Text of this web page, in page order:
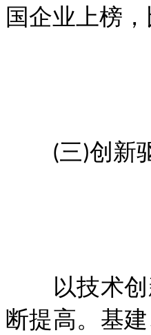
国企业上榜
(三)创新驱
以技术创新
断提高。基